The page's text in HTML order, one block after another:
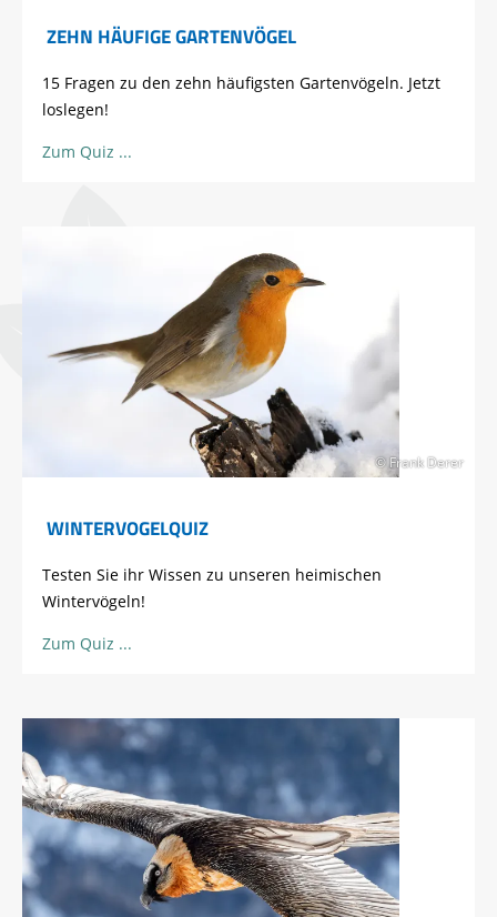
ZEHN HÄUFIGE GARTENVÖGEL
15 Fragen zu den zehn häufigsten Gartenvögeln. Jetzt
loslegen!
Zum Quiz
© Frank Derer
WINTERVOGELQUIZ
Testen Sie ihr Wissen zu unseren heimischen
Wintervögeln!
Zum Quiz